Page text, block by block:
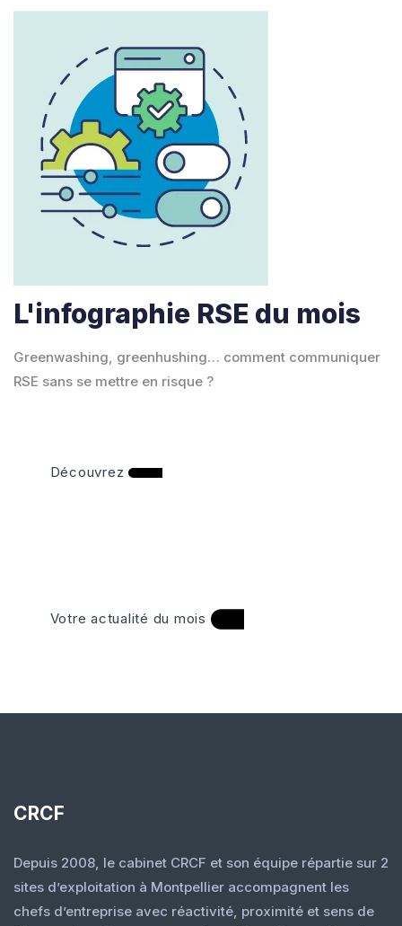
L'infographie RSE du mois
Greenwashing, greenhushing… comment communiquer
RSE sans se mettre en risque ?
Découvrez
Votre actualité du mois
CRCF
Depuis 2008, le cabinet CRCF et son équipe répartie sur 2
sites d’exploitation à Montpellier accompagnent les
chefs d’entreprise avec réactivité, proximité et sens de